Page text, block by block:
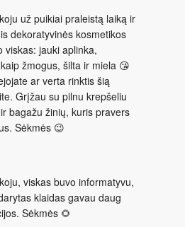
už puikiai praleistą laiką ir
dekoratyvinės kosmetikos
jauki aplinka,
žmogus, šilta ir miela 😘
ar verta rinktis šią
Grįžau su pilnu krepšeliu
bagažu žinių, kuris pravers
Sėkmės 😉
viskas buvo informatyvu,
klaidas gavau daug
Sėkmės 🌻